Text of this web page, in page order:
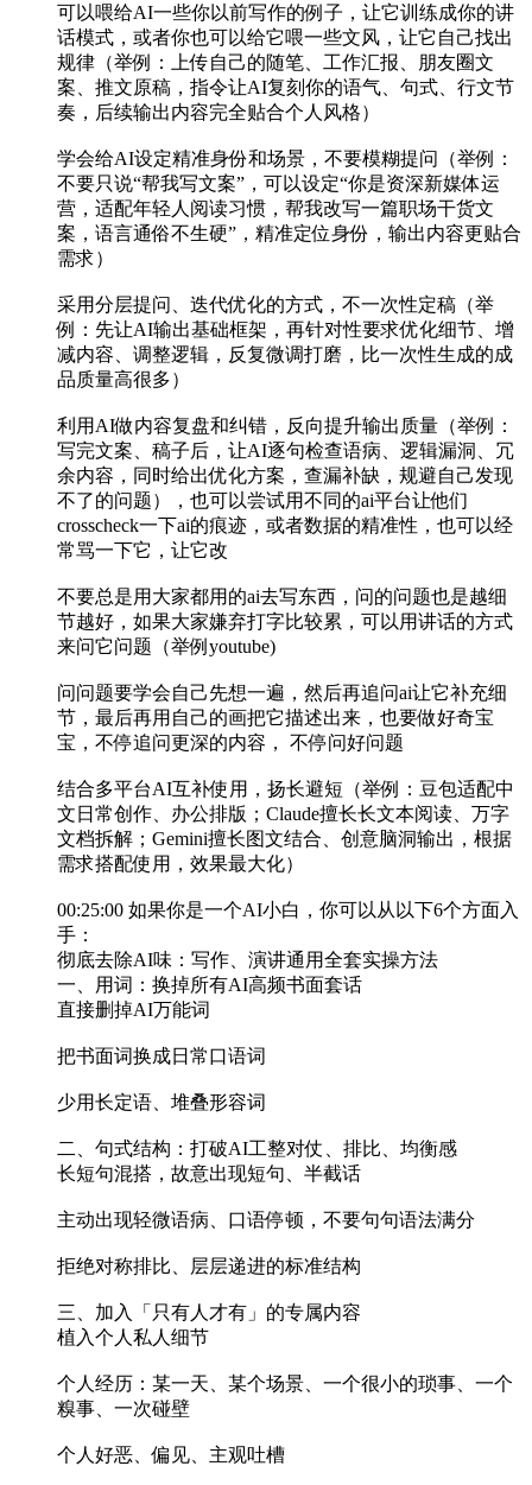
可以喂给AI一些你以前写作的例子，让它训练成你的讲
话模式，或者你也可以给它喂一些文风，让它自己找出
规律（举例：上传自己的随笔、工作汇报、朋友圈文
案、推文原稿，指令让AI复刻你的语气、句式、行文节
奏，后续输出内容完全贴合个人风格）
学会给AI设定精准身份和场景，不要模糊提问（举例：
不要只说“帮我写文案”，可以设定“你是资深新媒体运
营，适配年轻人阅读习惯，帮我改写一篇职场干货文
案，语言通俗不生硬”，精准定位身份，输出内容更贴合
需求）
采用分层提问、迭代优化的方式，不一次性定稿（举
例：先让AI输出基础框架，再针对性要求优化细节、增
减内容、调整逻辑，反复微调打磨，比一次性生成的成
品质量高很多）
利用AI做内容复盘和纠错，反向提升输出质量（举例：
写完文案、稿子后，让AI逐句检查语病、逻辑漏洞、冗
余内容，同时给出优化方案，查漏补缺，规避自己发现
不了的问题），也可以尝试用不同的ai平台让他们
crosscheck一下ai的痕迹，或者数据的精准性，也可以经
常骂一下它，让它改
不要总是用大家都用的ai去写东西，问的问题也是越细
节越好，如果大家嫌弃打字比较累，可以用讲话的方式
来问它问题（举例youtube)
问问题要学会自己先想一遍，然后再追问ai让它补充细
节，最后再用自己的画把它描述出来，也要做好奇宝
宝，不停追问更深的内容， 不停问好问题
结合多平台AI互补使用，扬长避短（举例：豆包适配中
文日常创作、办公排版；Claude擅长长文本阅读、万字
文档拆解；Gemini擅长图文结合、创意脑洞输出，根据
需求搭配使用，效果最大化）
00:25:00 如果你是一个AI小白，你可以从以下6个方面入
手：
彻底去除AI味：写作、演讲通用全套实操方法
一、用词：换掉所有AI高频书面套话
直接删掉AI万能词
把书面词换成日常口语词
少用长定语、堆叠形容词
二、句式结构：打破AI工整对仗、排比、均衡感
长短句混搭，故意出现短句、半截话
主动出现轻微语病、口语停顿，不要句句语法满分
拒绝对称排比、层层递进的标准结构
三、加入「只有人才有」的专属内容
植入个人私人细节
个人经历：某一天、某个场景、一个很小的琐事、一个
糗事、一次碰壁
个人好恶、偏见、主观吐槽